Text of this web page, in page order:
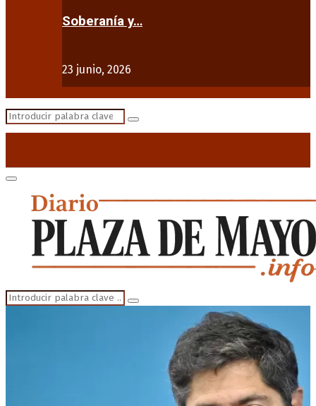
Soberanía y…
23 junio, 2026
Search
Search
Primary
Menu
Search
for:
Search